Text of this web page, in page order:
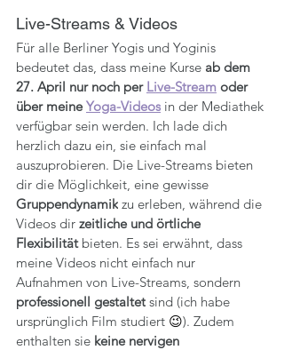
Live-Streams & Videos
Für alle Berliner Yogis und Yoginis
bedeutet das, dass meine Kurse ab dem
27. April nur noch per Live-Stream oder
über meine Yoga-Videos in der Mediathek
verfügbar sein werden. Ich lade dich
herzlich dazu ein, sie einfach mal
auszuprobieren. Die Live-Streams bieten
dir die Möglichkeit, eine gewisse
Gruppendynamik zu erleben, während die
Videos dir zeitliche und örtliche
Flexibilität bieten. Es sei erwähnt, dass
meine Videos nicht einfach nur
Aufnahmen von Live-Streams, sondern
professionell gestaltet sind (ich habe
ursprünglich Film studiert 😉). Zudem
enthalten sie keine nervigen